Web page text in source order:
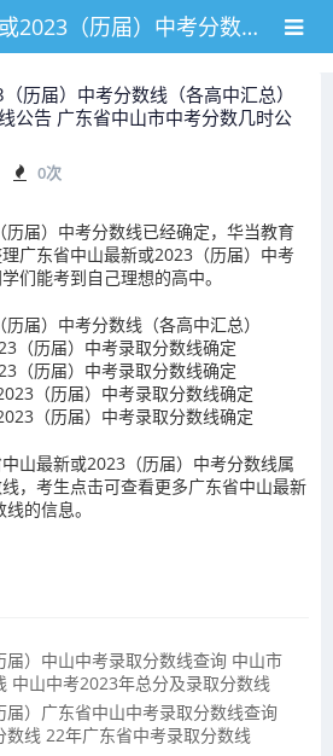
广东省中山最新或2023（历届）中考分数线（各高中汇总） 广东省中山市中考分数线公告 广东省中山市中考分数几时公布
历届）中考分数线（各高中汇总）
公告 广东省中山市中考分数几时公
0次
届）中考分数线已经确定，华当教育
广东省中山最新或2023（历届）中考
们能考到自己理想的高中。
届）中考分数线（各高中汇总）
（历届）中考录取分数线确定
（历届）中考录取分数线确定
（历届）中考录取分数线确定
（历届）中考录取分数线确定
山最新或2023（历届）中考分数线属
，考生点击可查看更多广东省中山最新
的信息。
届）中山中考录取分数线查询 中山市
中山中考2023年总分及录取分数线
）广东省中山中考录取分数线查询
线 22年广东省中考录取分数线